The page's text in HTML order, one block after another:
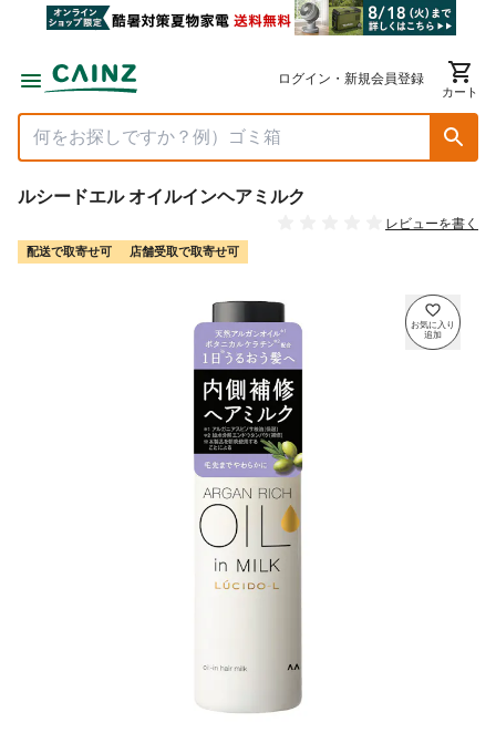
ログイン・新規会員登録
カート
ルシードエル オイルインヘアミルク
レビューを書く
配送で取寄せ可 店舗受取で取寄せ可